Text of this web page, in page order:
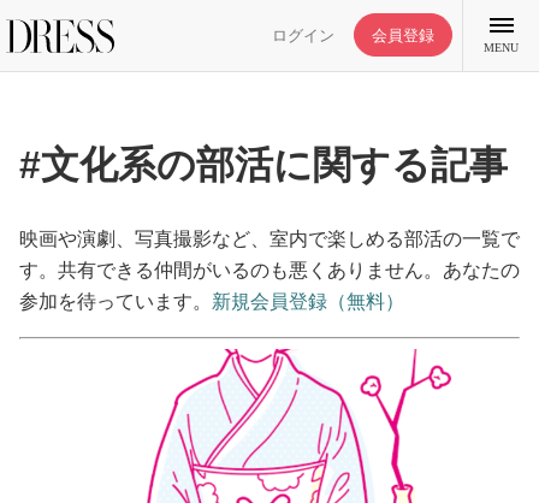
ログイン 会員登録
MENU
特集記事
DRESS部活
ライフスタイル
ファッション
#文化系の部活に関する記事
映画や演劇、写真撮影など、室内で楽しめる部活の一覧で
す。共有できる仲間がいるのも悪くありません。あなたの
参加を待っています。 新規会員登録（無料）